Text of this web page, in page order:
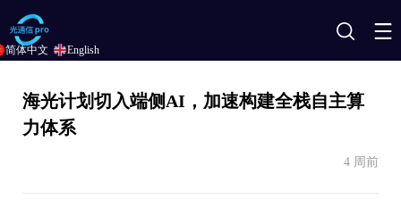
搜
海光计划切入端侧AI，加速构建全栈自主算
力体系
4 周前
简体中文 English